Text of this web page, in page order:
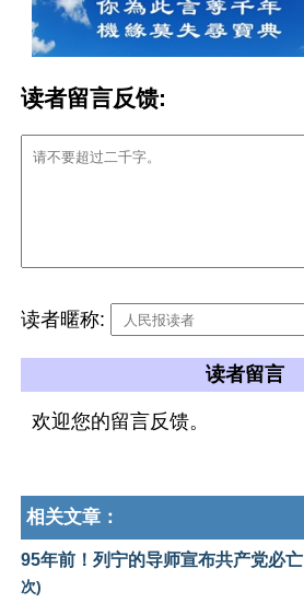
读者留言反馈:
读者暱称:
读者留言
欢迎您的留言反馈。
相关文章：
95年前！列宁的导师宣布共产党必亡
次)